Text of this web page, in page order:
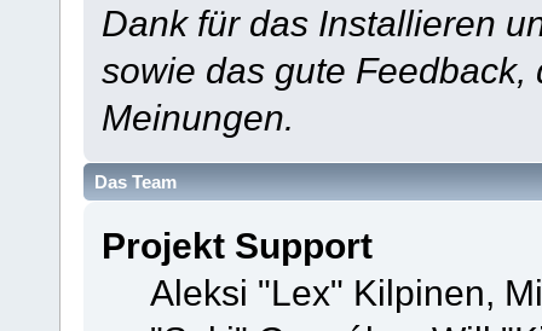
Dank für das Installieren
sowie das gute
Meinungen.
Das Team
Projekt Support
Aleksi "Lex" Kilpinen,